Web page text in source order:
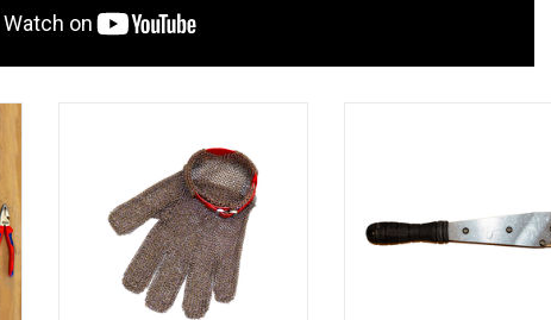
TOEVOEGEN AAN WINKELWAGEN